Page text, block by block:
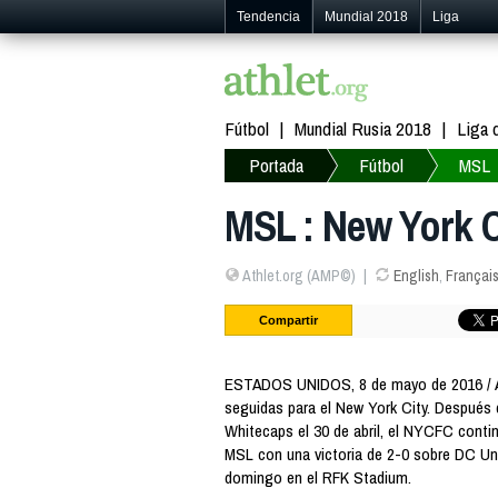
Tendencia Mundial 2018 Liga
Fútbol Mundial Rusia 2018
Liga
Portada
Fútbol MSL
MSL : New York
Athlet.org (AMP©) English, Français
Compartir
ESTADOS UNIDOS, 8 de mayo de 2016
seguidas para el New York City.
Whitecaps el 30 de abril, el NYCFC
MSL con una victoria de 2-0 sobre DC
domingo en el RFK Stadium.